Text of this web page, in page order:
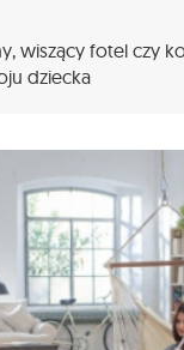
wiszący fotel czy
dziecka